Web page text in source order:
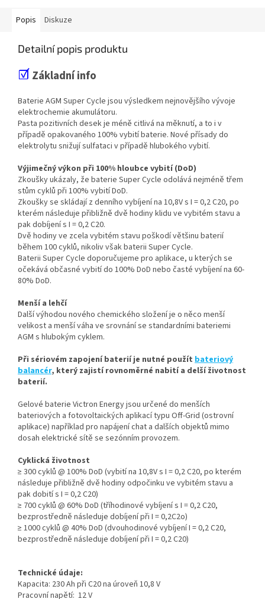
Popis Diskuze
Detailní popis produktu
☑Základní info
Baterie AGM Super Cycle jsou výsledkem nejnovějšího vývoje
elektrochemie akumulátoru.
Pasta pozitivních desek je méně citlivá na měknutí, a to i v
případě opakovaného 100% vybití baterie. Nové přísady do
elektrolytu snižují sulfataci v případě hlubokého vybití.
Výjimečný výkon při 100% hloubce vybití (DoD)
Zkoušky ukázaly, že baterie Super Cycle odolává nejméně třem
stům cyklů při 100% vybití DoD.
Zkoušky se skládají z denního vybíjení na 10,8V s I = 0,2 C20, po
kterém následuje přibližně dvě hodiny klidu ve vybitém stavu a
pak dobíjení s I = 0,2 C20.
Dvě hodiny ve zcela vybitém stavu poškodí většinu baterií
během 100 cyklů, nikoliv však baterii Super Cycle.
Baterii Super Cycle doporučujeme pro aplikace, u kterých se
očekává občasné vybití do 100% DoD nebo časté vybíjení na 60-
80% DoD.
Menší a lehčí
Další výhodou nového chemického složení je o něco menší
velikost a menší váha ve srovnání se standardními bateriemi
AGM s hlubokým cyklem.
Při sériovém zapojení baterií je nutné použít bateriový
balancér, který zajistí rovnoměrné nabití a delší životnost
baterií.
Gelové baterie Victron Energy jsou určené do menších
bateriových a fotovoltaických aplikací typu Off-Grid (ostrovní
aplikace) například pro napájení chat a dalších objektů mimo
dosah elektrické sítě se sezónním provozem.
Cyklická životnost
≥ 300 cyklů @ 100% DoD (vybití na 10,8V s I = 0,2 C20, po kterém
následuje přibližně dvě hodiny odpočinku ve vybitém stavu a
pak dobití s I = 0,2 C20)
≥ 700 cyklů @ 60% DoD (tříhodinové vybíjení s I = 0,2 C20,
bezprostředně následuje dobíjení při I = 0,2C2o)
≥ 1000 cyklů @ 40% DoD (dvouhodinové vybíjení I = 0,2 C20,
bezprostředně následuje dobíjení při I = 0,2 C20)
Technické údaje:
Kapacita: 230 Ah při C20 na úroveň 10,8 V
Pracovní napětí: 12 V